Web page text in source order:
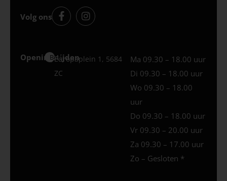
Volg ons
Openingstijden
Best
Europaplein 1, 5684
ZC
Ma 09.30 – 18.00 uur
Di 09.30 – 18.00 uur
Wo 09.30 – 18.00
uur
Do 09.30 – 18.00 uur
Vr 09.30 – 20.00 uur
Za 09.30 – 17.00 uur
Zo – Gesloten *